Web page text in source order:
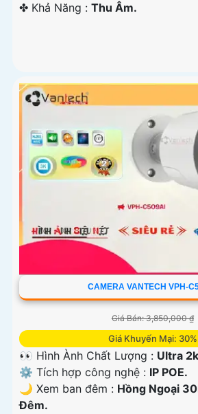
️✤ Khả Năng : Thu Âm.
CAMERA VANTECH VPH-
Giá Bán: 3,850,000 ₫
Giá Khuyến Mại: 30%
👀 Hình Ành Chất Lượng : Ultra
⚙ Tích hợp công nghệ : IP POE.
🌙 Xem ban đêm : Hồng Ngoại
Đêm.